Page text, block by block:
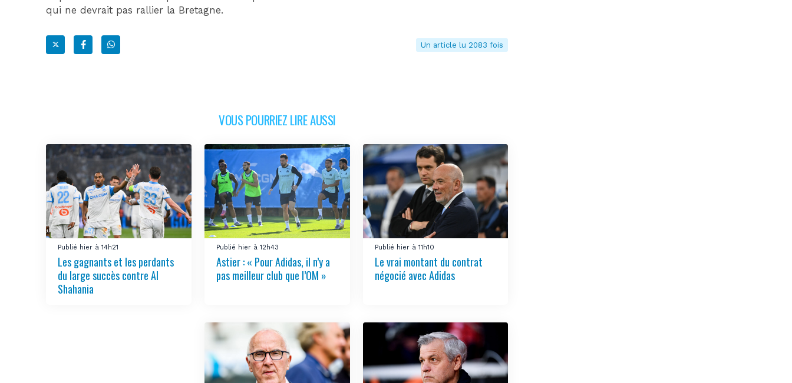
qui ne devrait pas rallier la Bretagne.
Un article lu 2083 fois
VOUS POURRIEZ LIRE AUSSI
Publié hier à 14h21
Les gagnants et les perdants
du large succès contre Al
Shahania
Publié hier à 12h43
Astier : « Pour Adidas, il n’y a
pas meilleur club que l’OM »
Publié hier à 11h10
Le vrai montant du contrat
négocié avec Adidas